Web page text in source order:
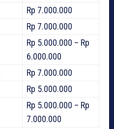
Rp 7.000.000
Rp 7.000.000
Rp 5.000.000 – Rp
6.000.000
Rp 7.000.000
Rp 5.000.000
Rp 5.000.000 – Rp
7.000.000